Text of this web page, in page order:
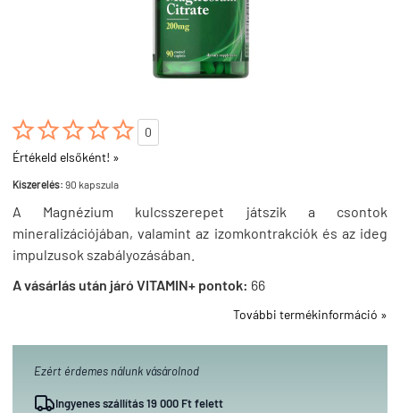

0
Értékeld elsőként! »
Kiszerelés: 90 kapszula
A Magnézium kulcsszerepet játszik a csontok
mineralizációjában, valamint az izomkontrakciók és az ideg
impulzusok szabályozásában.
A vásárlás után járó VITAMIN+ pontok: 66
További termékinformáció »
Ezért érdemes nálunk vásárolnod
Ingyenes szállítás 19 000 Ft felett